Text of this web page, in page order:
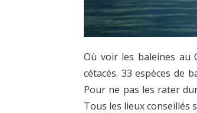
Où voir les baleines au
cétacés. 33 espèces de
Pour ne pas les rater
Tous les lieux conseillés